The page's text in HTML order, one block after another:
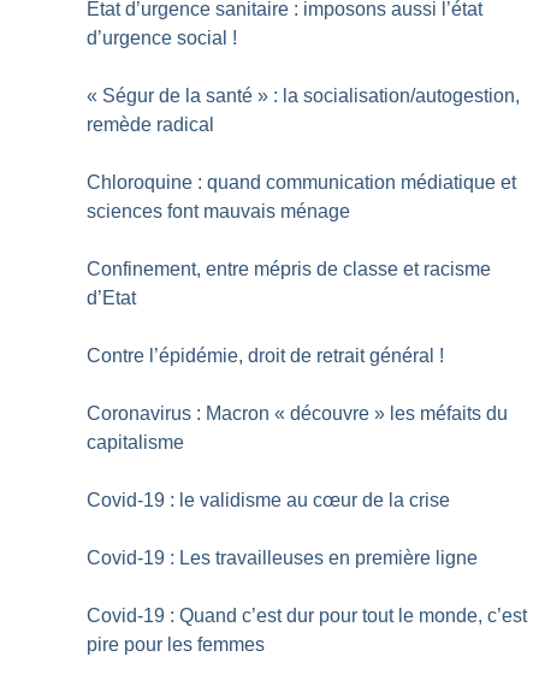
État d’urgence sanitaire : imposons aussi l’état
d’urgence social !
« Ségur de la santé » : la socialisation/autogestion,
remède radical
Chloroquine : quand communication médiatique et
sciences font mauvais ménage
Confinement, entre mépris de classe et racisme
d’Etat
Contre l’épidémie, droit de retrait général !
Coronavirus : Macron « découvre » les méfaits du
capitalisme
Covid-19 : le validisme au cœur de la crise
Covid-19 : Les travailleuses en première ligne
Covid-19 : Quand c’est dur pour tout le monde, c’est
pire pour les femmes